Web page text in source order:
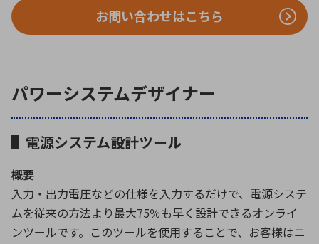
ブログ｜ここから始まる最新技術
レーダ・衛星通信
半導体・電子部品小ロット
お問い合わせはこちら
パワーシステムデザイナー
▌電源システム設計ツール
概要
入力・出力電圧などの仕様を入力するだけで、電源システ
ムを従来の方法より最大75％も早く設計できるオンライ
ンツールです。このツールを使用することで、お客様はニ